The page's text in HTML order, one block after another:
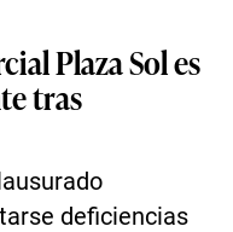
Plaza Sol es
tras
deficiencias